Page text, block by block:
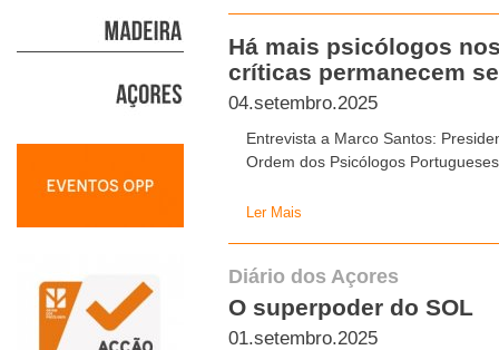
Há mais psicólogos
críticas permanecem
04.setembro.2025
Entrevista a Marco Santos:
Ordem dos Psicólogos
Ler Mais
Diário dos Açores
O superpoder do SOL
01.setembro.2025